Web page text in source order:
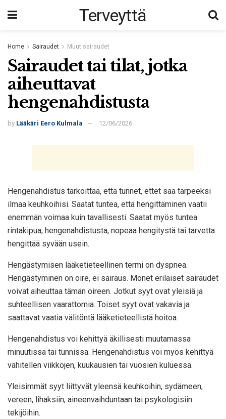
Terveyttä
Home Sairaudet Muut sairaudet
Sairaudet tai tilat, jotka
aiheuttavat
hengenahdistusta
by Lääkäri Eero Kulmala 12/06/2026
Hengenahdistus tarkoittaa, että tunnet, ettet saa tarpeeksi
ilmaa keuhkoihisi. Saatat tuntea, että hengittäminen vaatii
enemmän voimaa kuin tavallisesti. Saatat myös tuntea
rintakipua, hengenahdistusta, nopeaa hengitystä tai tarvetta
hengittää syvään usein.
Hengästymisen lääketieteellinen termi on dyspnea.
Hengästyminen on oire, ei sairaus. Monet erilaiset sairaudet
voivat aiheuttaa tämän oireen. Jotkut syyt ovat yleisiä ja
suhteellisen vaarattomia. Toiset syyt ovat vakavia ja
saattavat vaatia välitöntä lääketieteellistä hoitoa.
Hengenahdistus voi kehittyä äkillisesti muutamassa
minuutissa tai tunnissa. Hengenahdistus voi myös kehittyä
vähitellen viikkojen, kuukausien tai vuosien kuluessa.
Yleisimmät syyt liittyvät yleensä keuhkoihin, sydämeen,
vereen, lihaksiin, aineenvaihduntaan tai psykologisiin
tekijöihin.